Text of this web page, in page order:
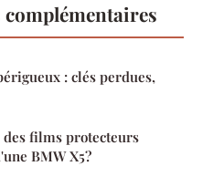
: clés perdues,
des films protecteurs
BMW X5?